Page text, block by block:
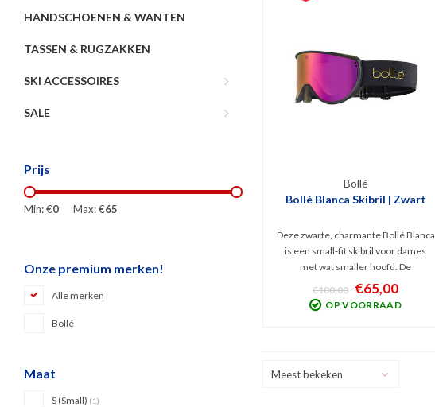
HANDSCHOENEN & WANTEN
TASSEN & RUGZAKKEN
SKI ACCESSOIRES
SALE
Prijs
Min: €0 Max: €65
Onze premium merken!
Alle merken
Bollé
Maat
S (Small) (1)
Bollé
Bollé Blanca Skibril | Zwart
Deze zwarte, charmante Bollé Blanca
is een small-fit skibril voor dames
met wat smaller hoofd. De
spiegellens met zachte, roze getinte
lens beschermt tegen UV en blokt
Infrarode (warmte)straling. Biedt
€100,00 €65,00
OP VOORRAAD
Meest bekeken